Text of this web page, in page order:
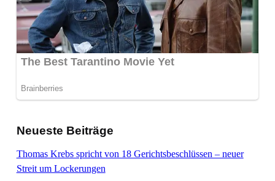
Neueste Beiträge
Thomas Krebs spricht von 18 Gerichtsbeschlüssen – neuer
Streit um Lockerungen